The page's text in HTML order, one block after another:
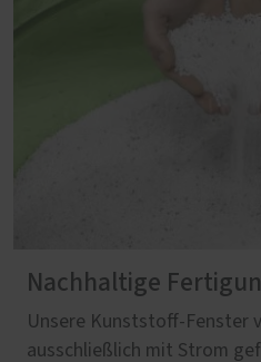
Nachhaltige
Unsere Kunststoff-Fenster
ausschließlich mit Strom